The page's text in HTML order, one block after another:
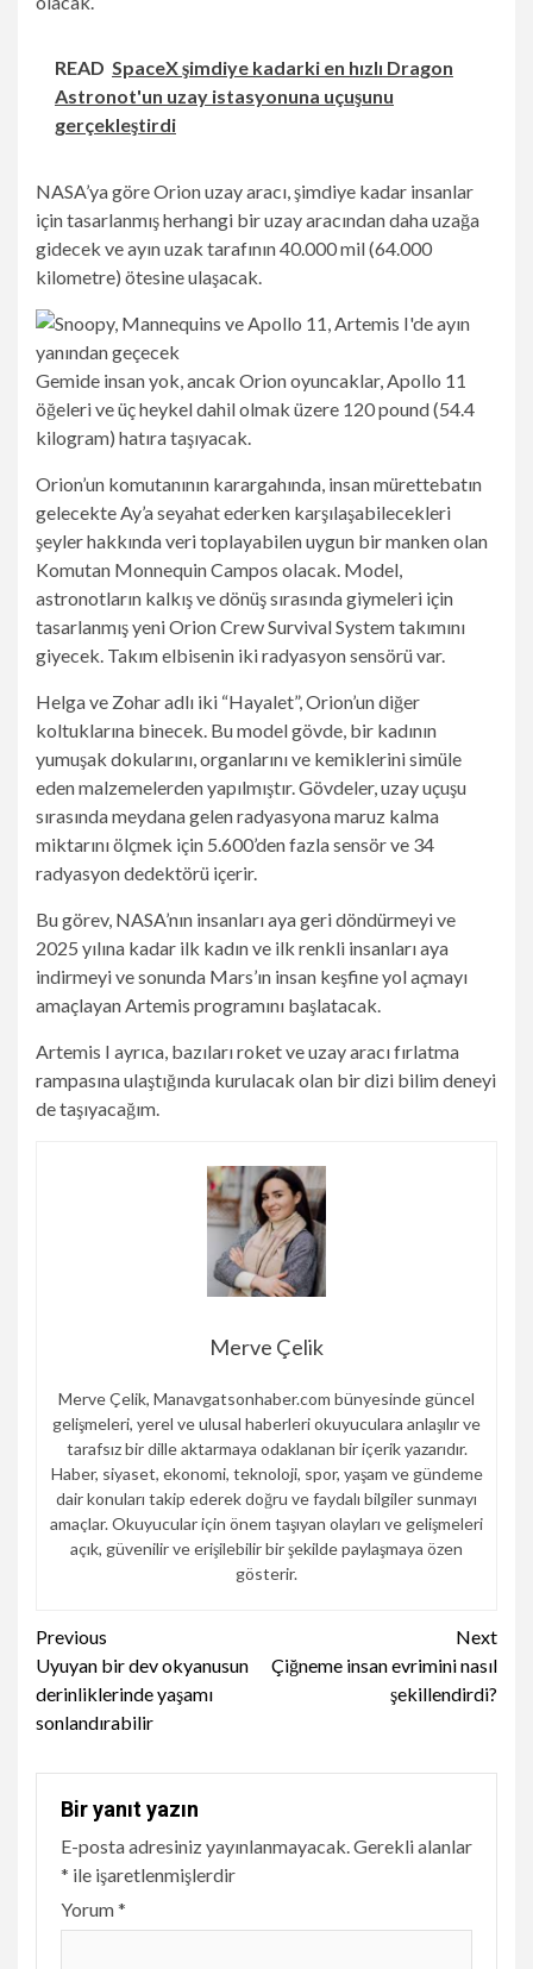
READ SpaceX şimdiye kadarki en hızlı Dragon
Astronot'un uzay istasyonuna uçuşunu
gerçekleştirdi
NASA’ya göre Orion uzay aracı, şimdiye kadar insanlar
için tasarlanmış herhangi bir uzay aracından daha uzağa
gidecek ve ayın uzak tarafının 40.000 mil (64.000
kilometre) ötesine ulaşacak.
Gemide insan yok, ancak Orion oyuncaklar, Apollo 11
öğeleri ve üç heykel dahil olmak üzere 120 pound (54.4
kilogram) hatıra taşıyacak.
Orion’un komutanının karargahında, insan mürettebatın
gelecekte Ay’a seyahat ederken karşılaşabilecekleri
şeyler hakkında veri toplayabilen uygun bir manken olan
Komutan Monnequin Campos olacak. Model,
astronotların kalkış ve dönüş sırasında giymeleri için
tasarlanmış yeni Orion Crew Survival System takımını
giyecek. Takım elbisenin iki radyasyon sensörü var.
Helga ve Zohar adlı iki “Hayalet”, Orion’un diğer
koltuklarına binecek. Bu model gövde, bir kadının
yumuşak dokularını, organlarını ve kemiklerini simüle
eden malzemelerden yapılmıştır. Gövdeler, uzay uçuşu
sırasında meydana gelen radyasyona maruz kalma
miktarını ölçmek için 5.600’den fazla sensör ve 34
radyasyon dedektörü içerir.
Bu görev, NASA’nın insanları aya geri döndürmeyi ve
2025 yılına kadar ilk kadın ve ilk renkli insanları aya
indirmeyi ve sonunda Mars’ın insan keşfine yol açmayı
amaçlayan Artemis programını başlatacak.
Artemis I ayrıca, bazıları roket ve uzay aracı fırlatma
rampasına ulaştığında kurulacak olan bir dizi bilim deneyi
de taşıyacağım.
Merve Çelik
Merve Çelik, Manavgatsonhaber.com bünyesinde güncel
gelişmeleri, yerel ve ulusal haberleri okuyuculara anlaşılır ve
tarafsız bir dille aktarmaya odaklanan bir içerik yazarıdır.
Haber, siyaset, ekonomi, teknoloji, spor, yaşam ve gündeme
dair konuları takip ederek doğru ve faydalı bilgiler sunmayı
amaçlar. Okuyucular için önem taşıyan olayları ve gelişmeleri
açık, güvenilir ve erişilebilir bir şekilde paylaşmaya özen
gösterir.
Continue
Reading
Previous
Uyuyan bir dev okyanusun
derinliklerinde yaşamı
sonlandırabilir
Next
Çiğneme insan evrimini nasıl
şekillendirdi?
Bir yanıt yazın
E-posta adresiniz yayınlanmayacak.Gerekli alanlar
* ile işaretlenmişlerdir
Yorum*